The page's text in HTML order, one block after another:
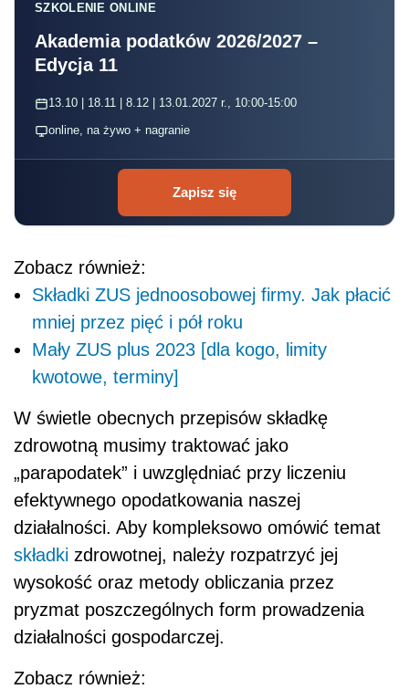
SZKOLENIE ONLINE
Akademia podatków 2026/2027 –
Edycja 11
13.10 | 18.11 | 8.12 | 13.01.2027 r., 10:00-15:00
online, na żywo + nagranie
Zapisz się
Zobacz również:
Składki ZUS jednoosobowej firmy. Jak płacić
mniej przez pięć i pół roku
Mały ZUS plus 2023 [dla kogo, limity
kwotowe, terminy]
W świetle obecnych przepisów składkę
zdrowotną musimy traktować jako
„parapodatek” i uwzględniać przy liczeniu
efektywnego opodatkowania naszej
działalności. Aby kompleksowo omówić temat
składki zdrowotnej, należy rozpatrzyć jej
wysokość oraz metody obliczania przez
pryzmat poszczególnych form prowadzenia
działalności gospodarczej.
Zobacz również: